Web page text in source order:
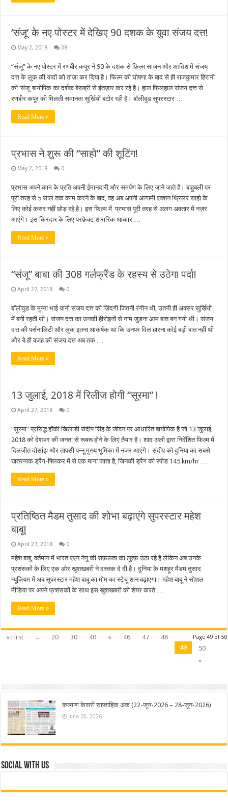
‘संजू’ के नए पोस्टर में देखिए 90 दशक के युवा संजय दत्त!
May 2, 2018 38
“संजू” के नए पोस्टर में रणबीर कपूर ने 90 के दशक से फ़िल्म साजन और आतिश में संजय
दत्त के लुक की यादों को ताज़ा कर दिया है। फिल्म की घोषणा के बाद से ही राजकुमार हिरानी
की ‘संजू’ बायोपिक का दर्शक बेसब्री से इंतज़ार कर रहे है। हाल फिलहाल संजय दत्त से
रणबीर कपूर की मिलती समानता सुर्खियों बटोर रही है। बॉलीवुड सुपरस्टार …
Read More »
प्रभास ने शुरू की “साहो” की शूटिंग!
May 2, 2018 0
प्रभास अपने काम के प्रति अपनी ईमानदारी और समर्पण के लिए जाने जाते हैं। बाहुबली पर
पूरी तरह से 5 साल तक काम करने के बाद, वह अब अपनी आगामी एक्शन थ्रिलर साहो के
लिए कोई कसर नहीं छोड़ रहे है। इस फ़िल्म में प्रभास पूरी तरह से अलग अवतार में नज़र
आएंगे। इस किरदार के लिए परफ़ेक्ट शारारिक आकार …
Read More »
“संजू” बाबा की 308 गर्लफ्रैंड के रहस्य से उठेगा पर्दा!
April 27, 2018 0
बॉलीवुड के मुन्ना भाई यानी संजय दत्त की ज़िंदगी जितनी रंगीन थी, उतनी ही अक्सर सुर्खियों
में बनी रहती थी। संजय दत्त का उनकी हीरोइनों से नाम जुड़ना आम बात बन गयी थी। संजय
दत्त की पर्सनालिटी और लुक इतना आकर्षक था कि उनपर दिल हारना कोई बड़ी बात नहीं थी
और ये ही वजह की संजय दत्त अब तक …
Read More »
13 जुलाई, 2018 में रिलीज होगी “सूरमा” !
April 27, 2018 0
“सूरमा” प्रसिद्ध हॉकी खिलाड़ी संदीप सिंह के जीवन पर आधारित बायोपिक है जो 13 जुलाई,
2018 को देशभर की जनता से रूबरू होने के लिए तैयार है। शाद अली द्वारा निर्देशित फिल्म में
दिलजीत दोसांझ और तापसी पन्नू मुख्य भूमिका में नज़र आएंगे। संदीप को दुनिया का सबसे
खतरनाक ड्रैग-फ्लिकर में से एक माना जाता है, जिनकी ड्रैग की स्पीड 145 km/hr …
Read More »
प्रतिष्ठित मैडम तुसाद की शोभा बढ़ाएंगे सुपरस्टार महेश
बाबू!
April 27, 2018 0
महेश बाबू, वर्तमान में भारत एएन नेनु की सफ़लता का लुत्फ़ उठा रहे है लेकिन अब उनके
प्रशंसकों के लिए एक ओर खुशखबरी ने दस्तक दे दी है। दुनिया के मशहूर मैडम तुसाद
म्यूज़ियम में अब सुपरस्टार महेश बाबू का मोम का स्टेचू शान बढ़ाएगा। महेश बाबू ने सोशल
मीडिया पर अपने प्रशंसकों के साथ इस खुशखबरी को शेयर करते …
Read More »
Page 49 of 50
« First ... 20 30 40 « 46 47
48
49
50
»
कल्याण केसरी साप्ताहिक अंक (22-जून-2026 – 28-जून-2026)
June 28, 2026
Social With Us